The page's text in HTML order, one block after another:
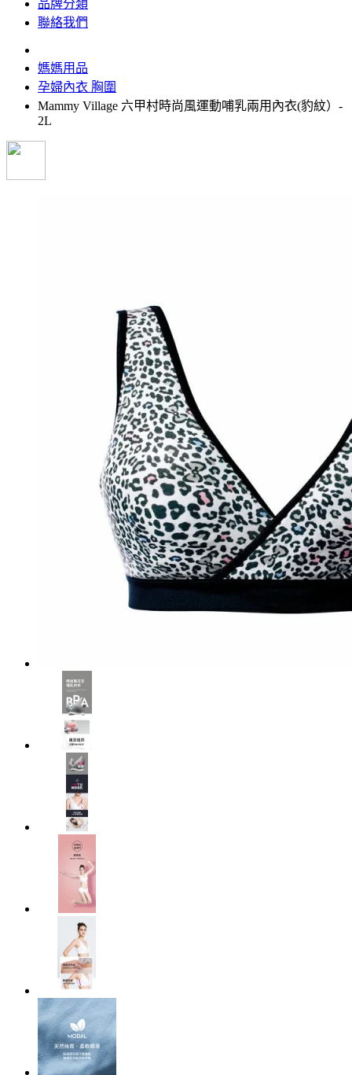
品牌分類
聯絡我們
媽媽用品
孕婦內衣 胸圍
Mammy Village 六甲村時尚風運動哺乳兩用內衣(豹紋）-
2L